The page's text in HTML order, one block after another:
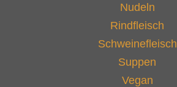
Nudeln
Rindfleisch
Schweinefleisch
Suppen
Vegan